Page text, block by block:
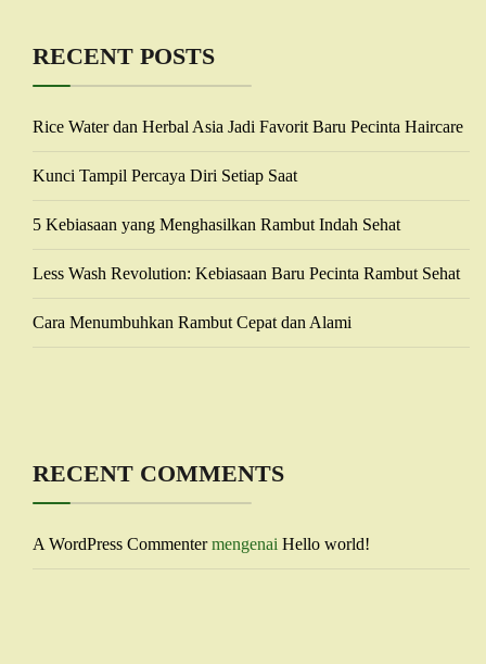
RECENT POSTS
Rice Water dan Herbal Asia Jadi Favorit Baru Pecinta Haircare
Kunci Tampil Percaya Diri Setiap Saat
5 Kebiasaan yang Menghasilkan Rambut Indah Sehat
Less Wash Revolution: Kebiasaan Baru Pecinta Rambut Sehat
Cara Menumbuhkan Rambut Cepat dan Alami
RECENT COMMENTS
A WordPress Commentermengenai Hello world!